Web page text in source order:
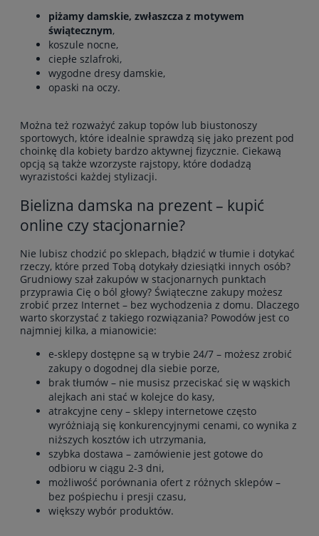
piżamy damskie, zwłaszcza z motywem
świątecznym,
koszule nocne,
ciepłe szlafroki,
wygodne dresy damskie,
opaski na oczy.
Można też rozważyć zakup topów lub biustonoszy
sportowych, które idealnie sprawdzą się jako prezent pod
choinkę dla kobiety bardzo aktywnej fizycznie. Ciekawą
opcją są także wzorzyste rajstopy, które dodadzą
wyrazistości każdej stylizacji.
Bielizna damska na prezent – kupić
online czy stacjonarnie?
Nie lubisz chodzić po sklepach, błądzić w tłumie i dotykać
rzeczy, które przed Tobą dotykały dziesiątki innych osób?
Grudniowy szał zakupów w stacjonarnych punktach
przyprawia Cię o ból głowy? Świąteczne zakupy możesz
zrobić przez Internet – bez wychodzenia z domu. Dlaczego
warto skorzystać z takiego rozwiązania? Powodów jest co
najmniej kilka, a mianowicie:
e-sklepy dostępne są w trybie 24/7 – możesz zrobić
zakupy o dogodnej dla siebie porze,
brak tłumów – nie musisz przeciskać się w wąskich
alejkach ani stać w kolejce do kasy,
atrakcyjne ceny – sklepy internetowe często
wyróżniają się konkurencyjnymi cenami, co wynika z
niższych kosztów ich utrzymania,
szybka dostawa – zamówienie jest gotowe do
odbioru w ciągu 2-3 dni,
możliwość porównania ofert z różnych sklepów –
bez pośpiechu i presji czasu,
większy wybór produktów.